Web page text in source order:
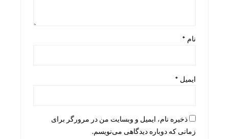
Penguin
نام *
ایمیل *
ذخیره نام، ایمیل و وبسایت من در مرورگر برای
زمانی که دوباره دیدگاهی می‌نویسم.